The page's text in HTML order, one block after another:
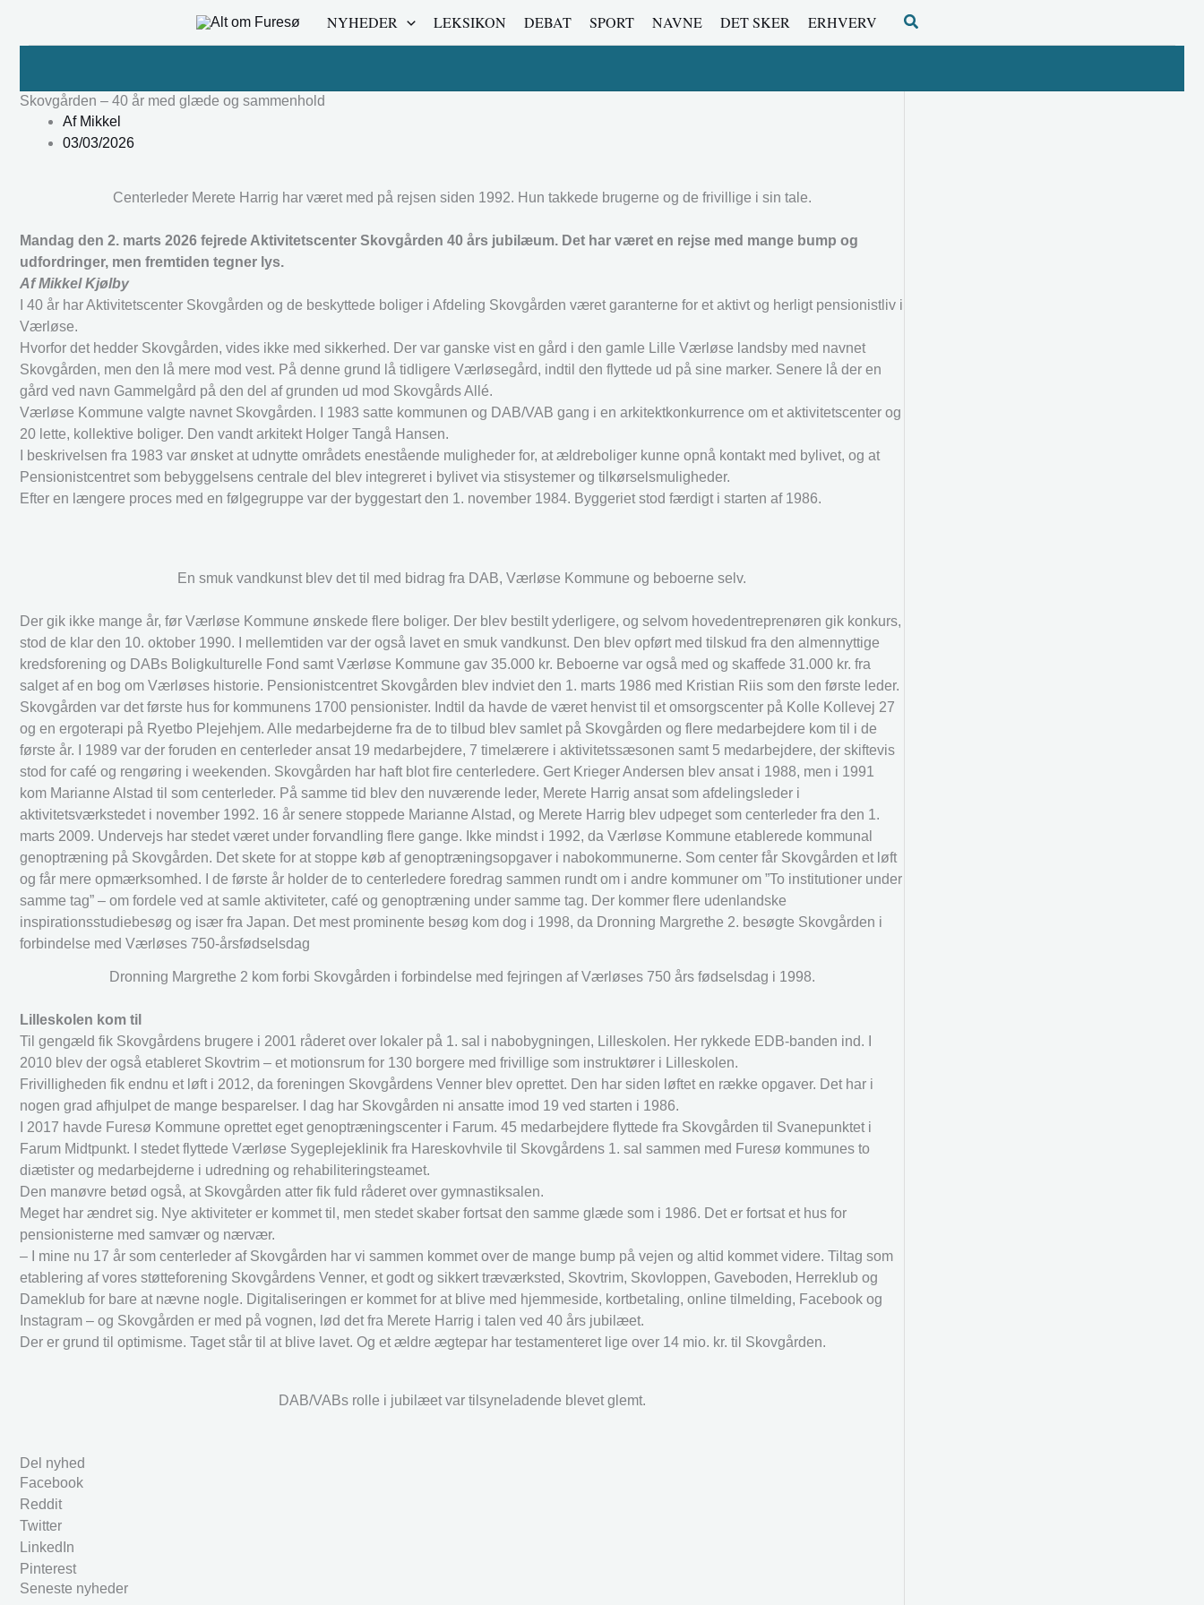
NYHEDER LEKSIKON DEBAT SPORT NAVNE DET SKER ERHVERV Søg
Skovgården – 40 år med glæde og sammenhold
AfMikkel
03/03/2026
Centerleder Merete Harrig har været med på rejsen siden 1992. Hun takkede brugerne og de frivillige i sin tale.
Mandag den 2. marts 2026 fejrede Aktivitetscenter Skovgården 40 års jubilæum. Det har været en rejse med mange bump og
udfordringer, men fremtiden tegner lys.
Af Mikkel Kjølby
I 40 år har Aktivitetscenter Skovgården og de beskyttede boliger i Afdeling Skovgården været garanterne for et aktivt og herligt pensionistliv i
Værløse.
Hvorfor det hedder Skovgården, vides ikke med sikkerhed. Der var ganske vist en gård i den gamle Lille Værløse landsby med navnet
Skovgården, men den lå mere mod vest. På denne grund lå tidligere Værløsegård, indtil den flyttede ud på sine marker. Senere lå der en
gård ved navn Gammelgård på den del af grunden ud mod Skovgårds Allé.
Værløse Kommune valgte navnet Skovgården. I 1983 satte kommunen og DAB/VAB gang i en arkitektkonkurrence om et aktivitetscenter og
20 lette, kollektive boliger. Den vandt arkitekt Holger Tangå Hansen.
I beskrivelsen fra 1983 var ønsket at udnytte områdets enestående muligheder for, at ældreboliger kunne opnå kontakt med bylivet, og at
Pensionistcentret som bebyggelsens centrale del blev integreret i bylivet via stisystemer og tilkørselsmuligheder.
Efter en længere proces med en følgegruppe var der byggestart den 1. november 1984. Byggeriet stod færdigt i starten af 1986.
En smuk vandkunst blev det til med bidrag fra DAB, Værløse Kommune og beboerne selv.
Der gik ikke mange år, før Værløse Kommune ønskede flere boliger. Der blev bestilt yderligere, og selvom hovedentreprenøren gik konkurs,
stod de klar den 10. oktober 1990. I mellemtiden var der også lavet en smuk vandkunst. Den blev opført med tilskud fra den almennyttige
kredsforening og DABs Boligkulturelle Fond samt Værløse Kommune gav 35.000 kr. Beboerne var også med og skaffede 31.000 kr. fra
salget af en bog om Værløses historie. Pensionistcentret Skovgården blev indviet den 1. marts 1986 med Kristian Riis som den første leder.
Skovgården var det første hus for kommunens 1700 pensionister. Indtil da havde de været henvist til et omsorgscenter på Kolle Kollevej 27
og en ergoterapi på Ryetbo Plejehjem. Alle medarbejderne fra de to tilbud blev samlet på Skovgården og flere medarbejdere kom til i de
første år. I 1989 var der foruden en centerleder ansat 19 medarbejdere, 7 timelærere i aktivitetssæsonen samt 5 medarbejdere, der skiftevis
stod for café og rengøring i weekenden. Skovgården har haft blot fire centerledere. Gert Krieger Andersen blev ansat i 1988, men i 1991
kom Marianne Alstad til som centerleder. På samme tid blev den nuværende leder, Merete Harrig ansat som afdelingsleder i
aktivitetsværkstedet i november 1992. 16 år senere stoppede Marianne Alstad, og Merete Harrig blev udpeget som centerleder fra den 1.
marts 2009. Undervejs har stedet været under forvandling flere gange. Ikke mindst i 1992, da Værløse Kommune etablerede kommunal
genoptræning på Skovgården. Det skete for at stoppe køb af genoptræningsopgaver i nabokommunerne. Som center får Skovgården et løft
og får mere opmærksomhed. I de første år holder de to centerledere foredrag sammen rundt om i andre kommuner om ”To institutioner under
samme tag” – om fordele ved at samle aktiviteter, café og genoptræning under samme tag. Der kommer flere udenlandske
inspirationsstudiebesøg og især fra Japan. Det mest prominente besøg kom dog i 1998, da Dronning Margrethe 2. besøgte Skovgården i
forbindelse med Værløses 750-årsfødselsdag
Dronning Margrethe 2 kom forbi Skovgården i forbindelse med fejringen af Værløses 750 års fødselsdag i 1998.
Lilleskolen kom til
Til gengæld fik Skovgårdens brugere i 2001 råderet over lokaler på 1. sal i nabobygningen, Lilleskolen. Her rykkede EDB-banden ind. I
2010 blev der også etableret Skovtrim – et motionsrum for 130 borgere med frivillige som instruktører i Lilleskolen.
Frivilligheden fik endnu et løft i 2012, da foreningen Skovgårdens Venner blev oprettet. Den har siden løftet en række opgaver. Det har i
nogen grad afhjulpet de mange besparelser. I dag har Skovgården ni ansatte imod 19 ved starten i 1986.
I 2017 havde Furesø Kommune oprettet eget genoptræningscenter i Farum. 45 medarbejdere flyttede fra Skovgården til Svanepunktet i
Farum Midtpunkt. I stedet flyttede Værløse Sygeplejeklinik fra Hareskovhvile til Skovgårdens 1. sal sammen med Furesø kommunes to
diætister og medarbejderne i udredning og rehabiliteringsteamet.
Den manøvre betød også, at Skovgården atter fik fuld råderet over gymnastiksalen.
Meget har ændret sig. Nye aktiviteter er kommet til, men stedet skaber fortsat den samme glæde som i 1986. Det er fortsat et hus for
pensionisterne med samvær og nærvær.
– I mine nu 17 år som centerleder af Skovgården har vi sammen kommet over de mange bump på vejen og altid kommet videre. Tiltag som
etablering af vores støtteforening Skovgårdens Venner, et godt og sikkert træværksted, Skovtrim, Skovloppen, Gaveboden, Herreklub og
Dameklub for bare at nævne nogle. Digitaliseringen er kommet for at blive med hjemmeside, kortbetaling, online tilmelding, Facebook og
Instagram – og Skovgården er med på vognen, lød det fra Merete Harrig i talen ved 40 års jubilæet.
Der er grund til optimisme. Taget står til at blive lavet. Og et ældre ægtepar har testamenteret lige over 14 mio. kr. til Skovgården.
DAB/VABs rolle i jubilæet var tilsyneladende blevet glemt.
Del nyhed
Facebook
Reddit
Twitter
LinkedIn
Pinterest
Seneste nyheder